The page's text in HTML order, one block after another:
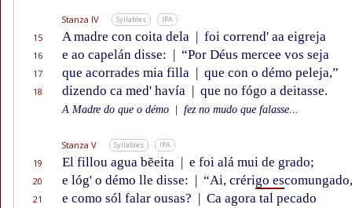
Stanza IV Syllables IPA
15 A madre con coita dela | foi corrend' aa eigreja
16 e ao capelán disse: | “Por Déus mercee vos seja
17 que acorrades mia filla | que con o démo peleja,”
18 dizendo ca med' havía | que no fógo a deitasse.
A Madre do que o démo fez no mudo que falasse...
Stanza V Syllables IPA
19 El fillou agua bẽeita | e foi alá mui de grado;
20 e lóg' o démo lle disse: | “Ai, crérigo escomungado,
21 e como sól falar ousas? | Ca agora tal pecado